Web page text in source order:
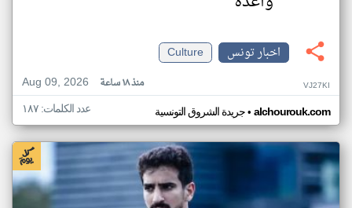
اخبار تونس
Culture
Aug 09, 2026
منذ ١٨ ساعة VJ27KI
جريدة الشروق التونسية• alchourouk.com عدد الكلمات: ١٨٧